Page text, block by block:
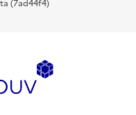
(7ad44f4)